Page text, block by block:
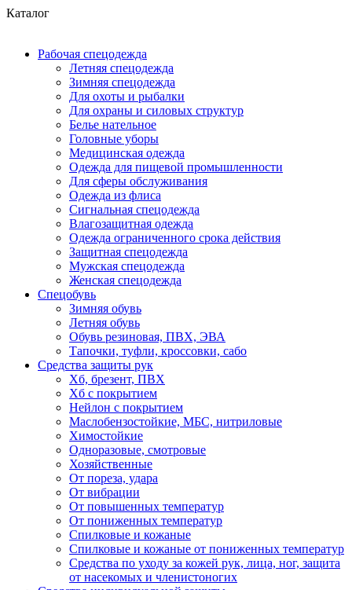
Каталог
Рабочая спецодежда
Летняя спецодежда
Зимняя спецодежда
Для охоты и рыбалки
Для охраны и силовых структур
Белье нательное
Головные уборы
Медицинская одежда
Одежда для пищевой промышленности
Для сферы обслуживания
Одежда из флиса
Сигнальная спецодежда
Влагозащитная одежда
Одежда ограниченного срока действия
Защитная спецодежда
Мужская спецодежда
Женская спецодежда
Спецобувь
Зимняя обувь
Летняя обувь
Обувь резиновая, ПВХ, ЭВА
Тапочки, туфли, кроссовки, сабо
Средства защиты рук
Хб, брезент, ПВХ
Хб с покрытием
Нейлон с покрытием
Маслобензостойкие, МБС, нитриловые
Химостойкие
Одноразовые, смотровые
Хозяйственные
От пореза, удара
От вибрации
От повышенных температур
От пониженных температур
Спилковые и кожаные
Спилковые и кожаные от пониженных температур
Средства по уходу за кожей рук, лица, ног, защита
от насекомых и членистоногих